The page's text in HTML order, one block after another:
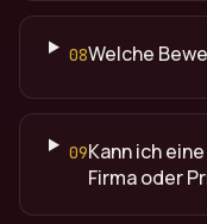
08Welche
09Kann ich
Firma oder